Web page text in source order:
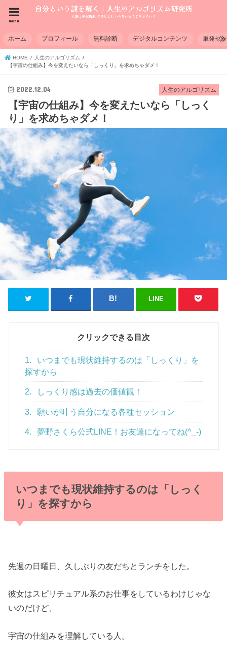
menu
ホーム プロフィール 無料診断 デジタルコンテンツ 単発セ
HOME
人生のアルゴリズム
【宇宙の仕組み】今を変えたいなら「しっくり」を求めちゃダメ！
人生のアルゴリズム
2022.12.04
【宇宙の仕組み】今を変えたいなら「しっく
り」を求めちゃダメ！
LINE
クリックできる目次
1.
いつまでも現状維持するのは「しっくり」を
探すから
2. しっくり感は過去の価値観！
3. 願いが叶う自分になる各種セッション
4. 夢野さくら公式LINE！お友達になってね(^_-)
いつまでも現状維持するのは「しっく
り」を探すから
先週の日曜日、久しぶりの友だちとランチをした。
彼女はスピリチュアル系のお仕事をしているわけじゃな
いのだけど、
宇宙の仕組みを理解している人。